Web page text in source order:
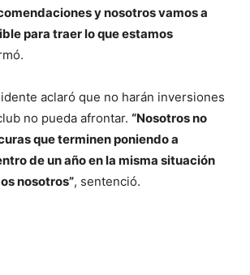
y nosotros vamos a
para traer lo que estamos
aclaró que no harán inversiones
no pueda afrontar. “Nosotros no
que terminen poniendo a
de un año en la misma situación
nosotros”, sentenció.